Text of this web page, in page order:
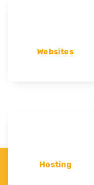
Websites
Hosting